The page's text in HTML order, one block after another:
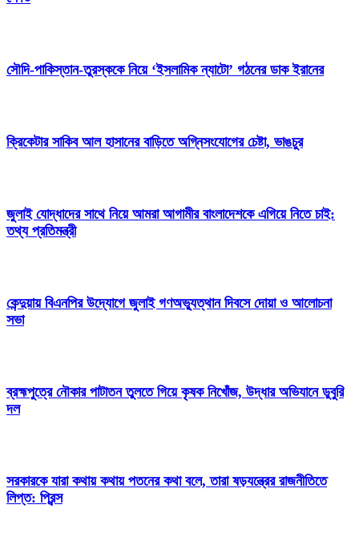
সৌদি-পাকিস্তান-তুরস্ককে নিয়ে ‘ইসলামিক ন্যাটো’ গঠনের ডাক ইরানের
ক্রিকেটার সাকিব আল হাসানের বাড়িতে অগ্নিসংযোগের চেষ্টা, ভাঙচুর
জুলাই যোদ্ধাদের সাথে নিয়ে আমরা আগামীর বাংলাদেশকে এগিয়ে নিতে চাই:
তথ্য প্রতিমন্ত্রী
কেন্দুয়ায় বিএনপির উদ্যোগে জুলাই গণঅভ্যুত্থান দিবসে দোয়া ও আলোচনা
সভা
ব্রহ্মপুত্রে নৌকার পাটাতন তুলতে গিয়ে কৃষক নিখোঁজ, উদ্ধার অভিযানে ডুবুরি
দল
সরকারকে যারা কথায় কথায় পতনের কথা বলে, তারা ষড়যন্ত্রের রাজনীতিতে
লিপ্ত: প্রিন্স